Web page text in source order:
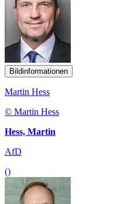
Bildinformationen
Martin Hess
© Martin Hess
Hess, Martin
AfD
()